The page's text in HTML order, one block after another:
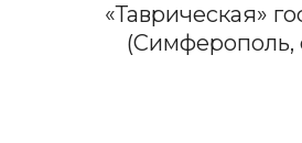
«Таврическая»
(Симферополь,